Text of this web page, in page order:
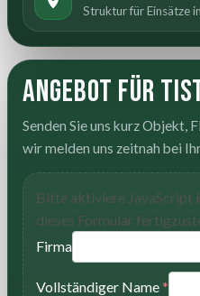
Struktur für Einsätze
Angebot für
Senden Sie uns kurz Objekt,
wir melden uns zeitnah bei
Bitte aktiviere JavaScript
dieses Formular
Firma
Vollständiger Name*